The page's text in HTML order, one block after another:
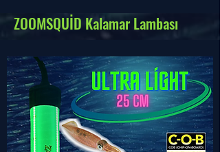
ZOOMSQUİD Kalamar Lambası